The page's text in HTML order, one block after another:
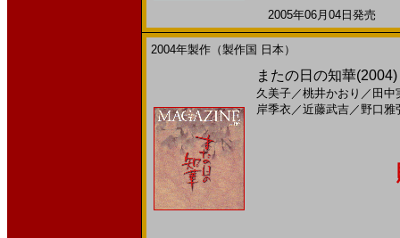
2005年06月04日発売
2004年製作（製作国 日本）
またの日の知華
久美子／桃井かおり ／ 田中
岸季衣 ／近藤武吉／ 野口雅